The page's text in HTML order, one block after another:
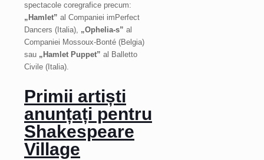
spectacole coregrafice precum:
„Hamlet” al Companiei imPerfect
Dancers (Italia), „Ophelia-s” al
Companiei Mossoux-Bonté (Belgia)
sau „Hamlet Puppet” al Balletto
Civile (Italia).
Primii artiști
anunțați pentru
Shakespeare
Village